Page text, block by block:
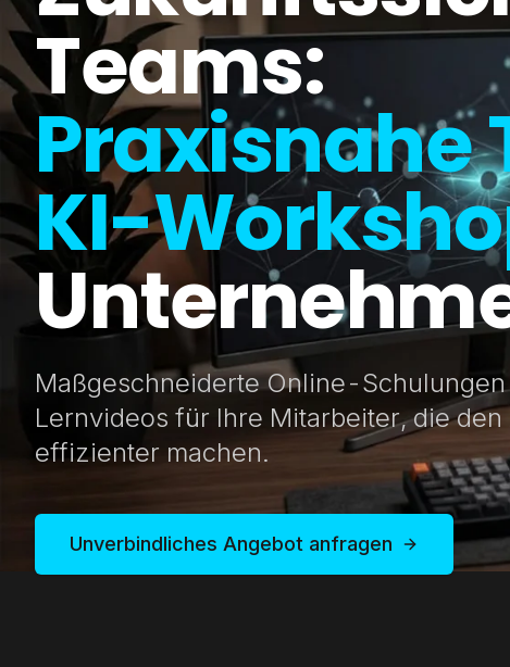
Teams:
Praxisnahe
KI-
Maßgeschneiderte Online-
Lernvideos für Ihre Mitarbeiter, die
effizienter machen.
Unverbindliches Angebot anfragen